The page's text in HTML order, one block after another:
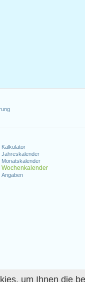
um Ihnen die
Kalkulator
Jahreskalender
Monatskalender
Wochenkalender
Angaben